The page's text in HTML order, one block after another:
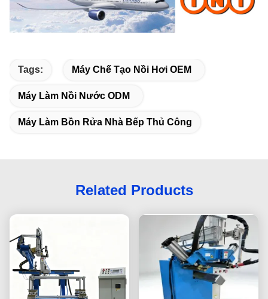
Tags: Máy Chế Tạo Nồi Hơi OEM
Máy Làm Nồi Nước ODM
Máy Làm Bồn Rửa Nhà Bếp Thủ Công
Related Products